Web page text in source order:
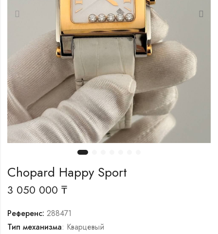
Chopard Happy Sport
3 050 000 ₸
Референс: 288471
Тип механизма: Кварцевый